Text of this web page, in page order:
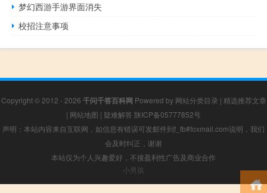
梦幻西游手游界面消失
校招注意事项
Copyright © 2012 - 2026 千问千答百科网 Powered by 网站分类目录 | 精选推荐文章
| 网站地图 | 疑难解答 陕ICP备05777852号
声明：本站内容来自互联网，如信息有错误可发邮件到f_fb#foxmail.com说明，我们
会及时纠正，谢谢
本站仅为个人兴趣爱好，不接盈利性广告及商业合作
小男孩